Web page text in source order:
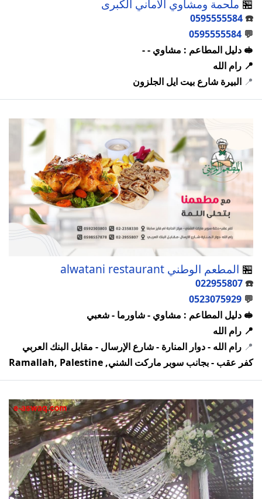
🏪 ملحمة ومشاوي الاماني الكبرى
☎️
0595555584
💬
0595555584
🥪 دليل المطاعم : مشاوي - -
📍 رام الله
📍 البيرة شارع بيت ايل الجلزون
🏪 المطعم الوطني alwatani restaurant
☎️
022955807
💬
0523075929
🥪 دليل المطاعم : مشاوي - شاورما - شعبي
📍 رام الله
📍 رام الله - دوار المنارة - شارع الإرسال - مقابل البنك العربي
كفر عقب - بجانب سوبر ماركت الشني, Ramallah, Palestine